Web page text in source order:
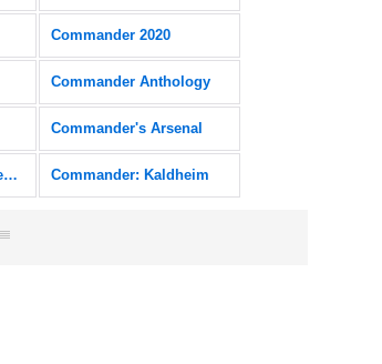
Commander 2020
Commander Anthology
Commander's Arsenal
Starter Commander Decks Commander: Kaldheim